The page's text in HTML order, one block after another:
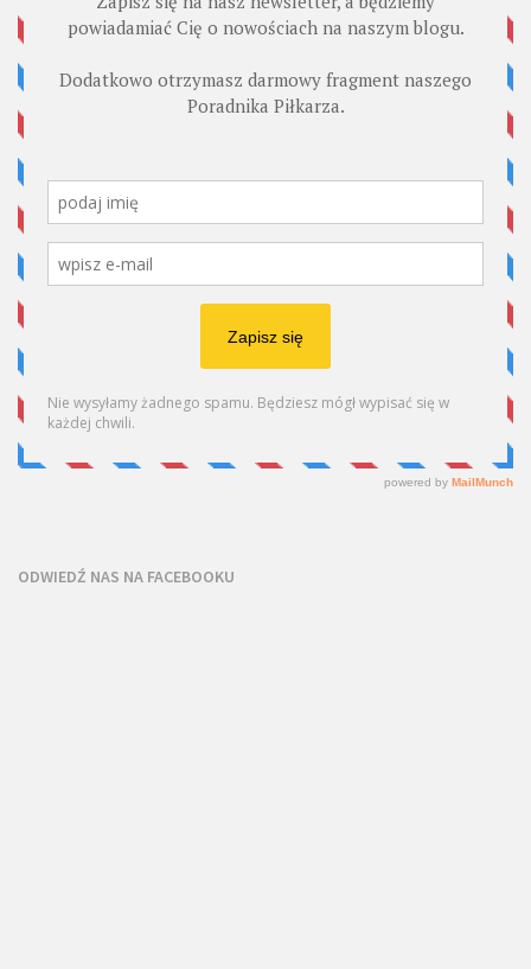
ODWIEDŹ NAS NA FACEBOOKU